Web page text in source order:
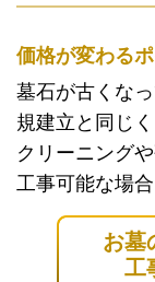
価格が変わる
墓石が古くな
規建立と同じ
クリーニング
工事可能な場合
お墓
工